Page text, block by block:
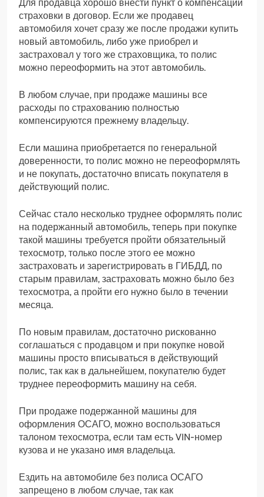
Для продавца хорошо внести пункт о компенсации
страховки в договор. Если же продавец
автомобиля хочет сразу же после продажи купить
новый автомобиль, либо уже приобрел и
застраховал у того же страховщика, то полис
можно переоформить на этот автомобиль.
В любом случае, при продаже машины все
расходы по страхованию полностью
компенсируются прежнему владельцу.
Если машина приобретается по генеральной
доверенности, то полис можно не переоформлять
и не покупать, достаточно вписать покупателя в
действующий полис.
Сейчас стало несколько труднее оформлять полис
на подержанный автомобиль, теперь при покупке
такой машины требуется пройти обязательный
техосмотр, только после этого ее можно
застраховать и зарегистрировать в ГИБДД, по
старым правилам, застраховать можно было без
техосмотра, а пройти его нужно было в течении
месяца.
По новым правилам, достаточно рискованно
соглашаться с продавцом и при покупке новой
машины просто вписываться в действующий
полис, так как в дальнейшем, покупателю будет
труднее переоформить машину на себя.
При продаже подержанной машины для
оформления ОСАГО, можно воспользоваться
талоном техосмотра, если там есть VIN-номер
кузова и не указано имя владельца.
Ездить на автомобиле без полиса ОСАГО
запрещено в любом случае, так как